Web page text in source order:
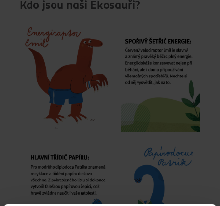
Kdo jsou naši Ekosauři?